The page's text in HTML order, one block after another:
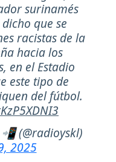
surinamés
que se
racistas de la
hacia los
en el Estadio
este tipo de
del fútbol.
(@radioyskl)
2025